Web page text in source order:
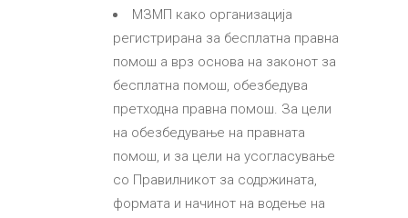
МЗМП како организација
регистрирана за бесплатна правна
помош а врз основа на законот за
бесплатна помош, обезбедува
претходна правна помош. За цели
на обезбедување на правната
помош, и за цели на усогласување
со Правилникот за содржината,
формата и начинот на водење на